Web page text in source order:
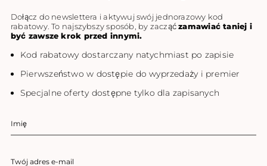
Dołącz do newslettera i aktywuj swój jednorazowy kod
rabatowy. To najszybszy sposób, by zacząćzamawiać taniej i
być zawsze krok przed innymi.
Kod rabatowy dostarczany natychmiast po zapisie
Pierwszeństwo w dostępie do wyprzedaży i premier
Specjalne oferty dostępne tylko dla zapisanych